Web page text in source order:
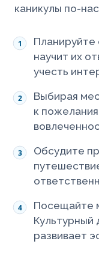
каникулы по-
Планируйте
научит их
учесть
Выбирая
к
Обсудите
Посещайте
Культурный
развивает